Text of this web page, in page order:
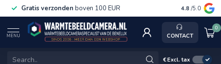
Gratis verzonden boven 100 EUR Service,
4.8 /5.0
MENU CONTACT
0
€Excl. tax